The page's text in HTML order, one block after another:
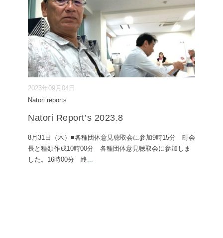
2023年09月04日
Natori reports
Natori Report’s 2023.8
8月31日（木）■各種団体意見聴取会に参加9時15分 町会
長と種類作成10時00分 各種団体意見聴取会に参加しま
した。16時00分 終